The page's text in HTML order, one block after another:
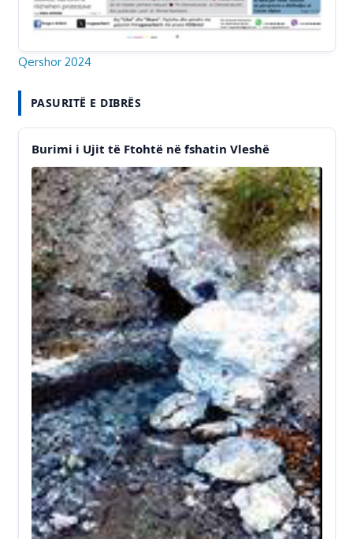
Qershor 2024
PASURITË E DIBRËS
Burimi i Ujit të Ftohtë në fshatin Vleshë